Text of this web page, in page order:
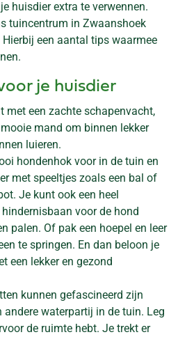
huisdier extra te verwennen.
tuincentrum in Zwaanshoek
een aantal tips waarmee
je huisdier
met een zachte schapenvacht,
mand om binnen lekker
luieren.
hondenhok voor in de tuin en
met speeltjes zoals een bal of
Je kunt ook een heel
voor de hond
palen. Of pak een hoepel en leer
te springen. En dan beloon je
een lekker en gezond
kunnen gefascineerd zijn
andere waterpartij in de tuin. Leg
de ruimte hebt. Je trekt er